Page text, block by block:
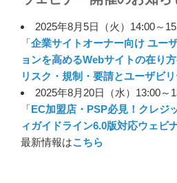
2025年8月5日（火）14:00～
「企業サイトオーナー向け ユー
ョンを高めるWebサイトの在り
リスク・規制・要請とユーザビ
2025年8月20日（水）13:00～
「EC加盟店・PSP必見！クレジ
ィガイドライン6.0版対応ウェビ
最新情報はこちら